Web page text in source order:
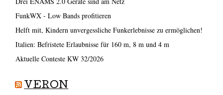
FunkWX - Low Bands profitieren
Helft mit, Kindern unvergessliche Funkerlebnisse zu ermöglichen!
Italien: Befristete Erlaubnisse für 160 m, 8 m und 4 m
Aktuelle Conteste KW 32/2026
VERON